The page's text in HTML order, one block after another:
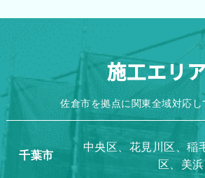
施工エリ
佐倉市を拠点に関東全域対応し
千葉市
中央区、花見川区、稲
区、美